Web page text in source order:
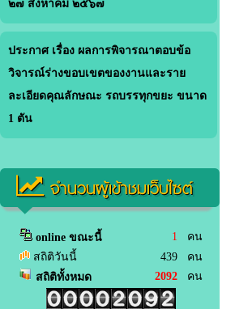
๒๗ สิงหาคม ๒๕๖๗
ประกาศ เรื่อง ผลการพิจารณาตอบข้อ
วิจารณ์ร่างขอบเขตของงานและราย
ละเอียดคุณลักษณะ รถบรรทุกขยะ ขนาด
1 ตัน
จำนวนผู้เข้าชมเว็บไซต์
online ขณะนี้ 1 คน
สถิติวันนี้
439 คน
สถิติทั้งหมด
2092 คน